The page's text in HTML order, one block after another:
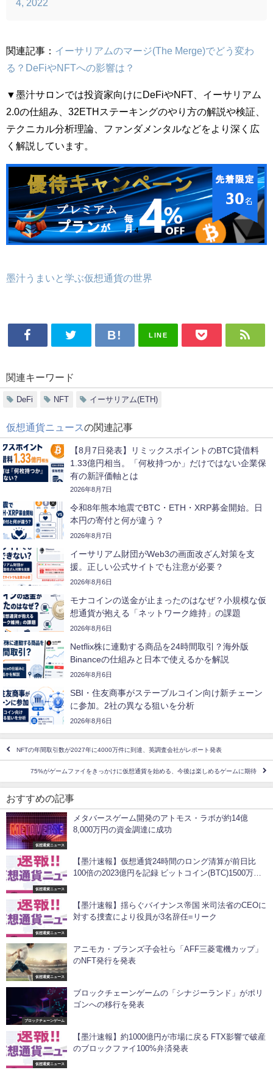
4, 2022
関連記事： イーサリアムのマージ(The Merge)でどう変わ
る？DeFiやNFTへの影響は？
▼墨汁サロンでは投資家向けにDeFiやNFT、イーサリアム
2.0の仕組み、32ETHステーキングのやり方の解説や検証、
テクニカル分析理論、ファンダメンタルなどをより深く広
く解説しています。
墨汁うまいと学ぶ仮想通貨の世界
LINE
関連キーワード
DeFi NFT イーサリアム(ETH)
仮想通貨ニュースの関連記事
【8月7日発表】リミックスポイントのBTC貸借料
1.33億円相当。「何枚持つか」だけではない企業保
有の新評価軸とは
2026年8月7日
令和8年熊本地震でBTC・ETH・XRP募金開始。日
本円の寄付と何が違う？
2026年8月7日
イーサリアム財団がWeb3の画面改ざん対策を支
援。正しい公式サイトでも注意が必要？
2026年8月6日
モナコインの送金が止まったのはなぜ？小規模な仮
想通貨が抱える「ネットワーク維持」の課題
2026年8月6日
Netflix株に連動する商品を24時間取引？海外版
Binanceの仕組みと日本で使えるかを解説
2026年8月6日
SBI・住友商事がステーブルコイン向け新チェーン
に参加。2社の異なる狙いを分析
2026年8月6日
NFTの年間取引数が2027年に4000万件に到達、英調査会社がレポート発表
75%がゲームファイをきっかけに仮想通貨を始める、今後は楽しめるゲームに期待
おすすめの記事
仮想通貨ニュース
メタバースゲーム開発のアトモス・ラボが約14億
8,000万円の資金調達に成功
仮想通貨ニュース
【墨汁速報】仮想通貨24時間のロング清算が前日比
100倍の2023億円を記録 ビットコイン(BTC)1500万円
仮想通貨ニュース
【墨汁速報】揺らぐバイナンス帝国 米司法省のCEOに
対する捜査により役員が3名辞任=リーク
仮想通貨ニュース
アニモカ・ブランズ子会社ら「AFF三菱電機カップ」
のNFT発行を発表
ブロックチェーンゲーム
ブロックチェーンゲームの「シナジーランド」がポリ
ゴンへの移行を発表
仮想通貨ニュース
【墨汁速報】約1000億円が市場に戻る FTX影響で破産
のブロックファイ100%弁済発表